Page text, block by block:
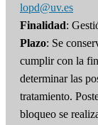
lopd@uv.es
Finalidad:
Plazo: Se
cumplir con la
determinar las
tratamiento.
bloqueo se